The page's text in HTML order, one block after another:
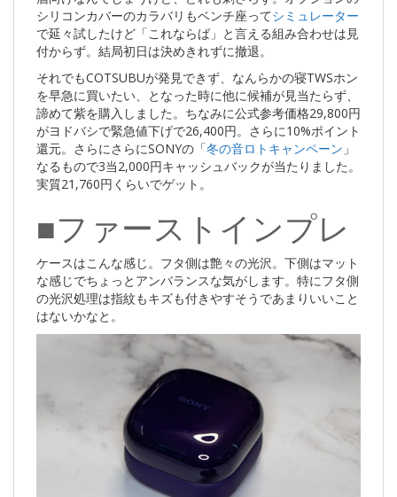
シリコンカバーのカラバリもベンチ座ってシミュレーター
で延々試したけど「これならば」と言える組み合わせは見
付からず。結局初日は決めきれずに撤退。
それでもCOTSUBUが発見できず、なんらかの寝TWSホン
を早急に買いたい、となった時に他に候補が見当たらず、
諦めて紫を購入しました。ちなみに公式参考価格29,800円
がヨドバシで緊急値下げで26,400円。さらに10%ポイント
還元。さらにさらにSONYの「冬の音ロトキャンペーン 」
なるもので3当2,000円キャッシュバックが当たりました。
実質21,760円くらいでゲット。
■ファーストインプレ
ケースはこんな感じ。フタ側は艶々の光沢。下側はマット
な感じでちょっとアンバランスな気がします。特にフタ側
の光沢処理は指紋もキズも付きやすそうであまりいいこと
はないかなと。